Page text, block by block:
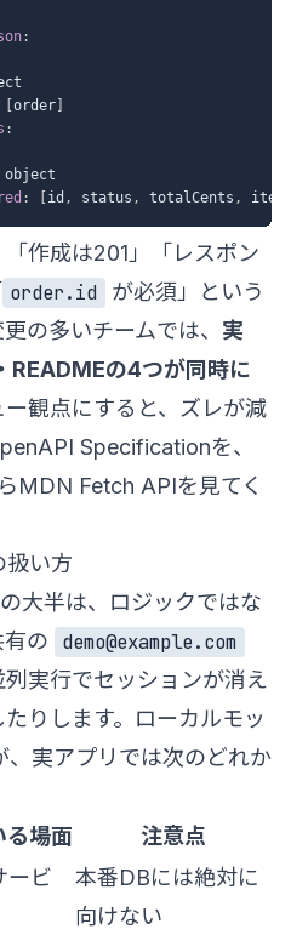
:
order
:
object
: id , status , totalCents ,
作成は201」「レスポン
order.id
が必須」という
の多いチームでは、 実
READMEの4つが同時に
ー観点にすると、ズレが減
Specificationを、
MDN Fetch APIを見てく
扱い方
大半は、ロジックではな
の
demo@example.com
実行でセッションが消え
りします。ローカルモッ
実アプリでは次のどれか
る場面
注意点
ービ
本番DBには絶対に
向けない